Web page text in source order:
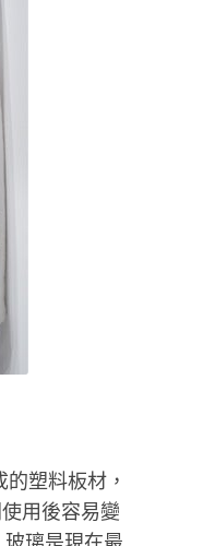
塑料板材，
用後容易變